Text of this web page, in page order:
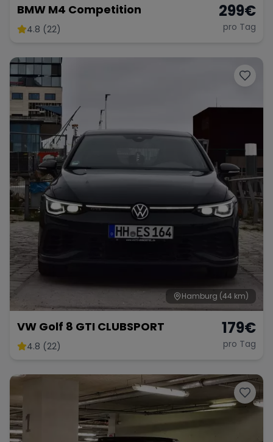
BMW M4 Competition
4.8 (22)
299€
pro Tag
Hamburg (44 km)
VW Golf 8 GTI CLUBSPORT
4.8 (22)
179€
pro Tag